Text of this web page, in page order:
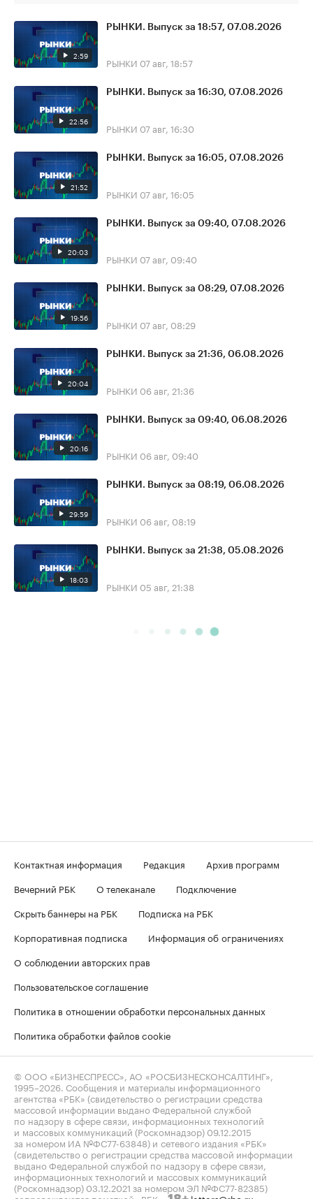
2:59
РЫНКИ. Выпуск за 18:57, 07.08.2026
РЫНКИ 07 авг, 18:57
22:56
РЫНКИ. Выпуск за 16:30, 07.08.2026
РЫНКИ 07 авг, 16:30
21:52
РЫНКИ. Выпуск за 16:05, 07.08.2026
РЫНКИ 07 авг, 16:05
20:03
РЫНКИ. Выпуск за 09:40, 07.08.2026
РЫНКИ 07 авг, 09:40
19:56
РЫНКИ. Выпуск за 08:29, 07.08.2026
РЫНКИ 07 авг, 08:29
20:04
РЫНКИ. Выпуск за 21:36, 06.08.2026
РЫНКИ 06 авг, 21:36
20:16
РЫНКИ. Выпуск за 09:40, 06.08.2026
РЫНКИ 06 авг, 09:40
29:59
РЫНКИ. Выпуск за 08:19, 06.08.2026
РЫНКИ 06 авг, 08:19
18:03
РЫНКИ. Выпуск за 21:38, 05.08.2026
РЫНКИ 05 авг, 21:38
Контактная информация Редакция
Архив программ
Вечерний РБК
О телеканале
Подключение
Скрыть баннеры на РБК
Подписка на РБК
Корпоративная подписка
Информация об ограничениях
О соблюдении авторских прав
Пользовательское соглашение
Политика в отношении обработки персональных данных
Политика обработки файлов cookie
© ООО «БИЗНЕСПРЕСС», АО «РОСБИЗНЕСКОНСАЛТИНГ»,
1995–2026 . Сообщения и материалы информационного
агентства «РБК» (свидетельство о регистрации средства
массовой информации выдано Федеральной службой
по надзору в сфере связи, информационных технологий
и массовых коммуникаций (Роскомнадзор) 09.12.2015
за номером ИА №ФС77-63848) и сетевого издания «РБК»
(свидетельство о регистрации средства массовой информации
выдано Федеральной службой по надзору в сфере связи,
информационных технологий и массовых коммуникаций
(Роскомнадзор) 03.12.2021 за номером ЭЛ №ФС77-82385)